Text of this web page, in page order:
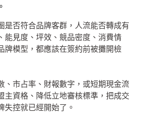
是否符合品牌客群，人流能否轉成有
能見度、坪效、競品密度、消費情
牌模型，都應該在簽約前被攤開檢
、市占率、財報數字，或短期現金流
主資格、降低立地審核標準，把成交
失控就已經開始了。